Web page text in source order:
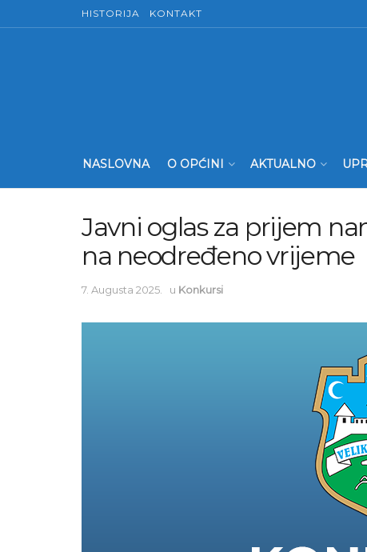
HISTORIJA KONTAKT
NASLOVNA O OPĆINI AKTUALNO
Javni oglas za prijem
na neodređeno vrijeme
7. Augusta 2025. u Konkursi